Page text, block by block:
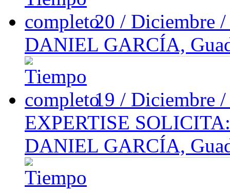
20 / Diciembre
DANIEL GARCÍA,
19 / Diciembre
EXPERTISE
DANIEL GARCÍA,